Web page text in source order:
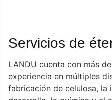
Servicios de
LANDU cuenta con más
experiencia en múltiples
fabricación de celulosa, la